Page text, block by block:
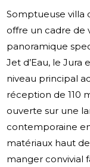
Somptueuse villa
offre un cadre de
panoramique
Jet d’Eau, le
niveau principal
réception de 110
ouverte sur une
contemporaine
matériaux haut
manger convivial